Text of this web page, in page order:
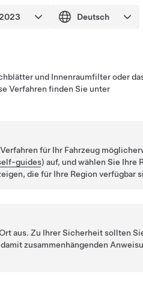
und Innenraumfilter oder
Verfahren finden Sie unter
für Ihr Fahrzeug
guides) auf, und wählen Sie Ihre
die für Ihre Region verfügbar
aus. Zu Ihrer Sicherheit sollten
zusammenhängenden